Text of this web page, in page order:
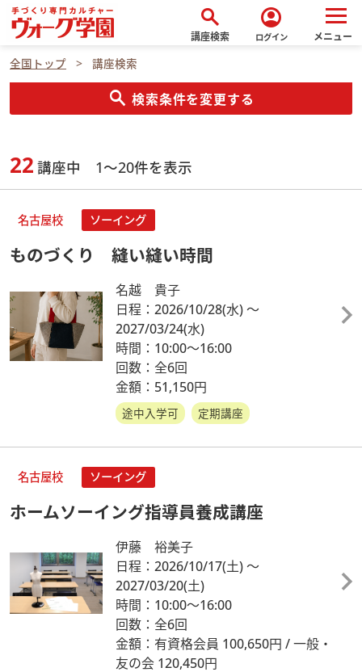
search
講座検索
account_circle
ログイン メニュー
全国トップ 講座検索
search 検索条件を変更する
22 講座中 1～20件を表示
名古屋校 ソーイング
ものづくり 縫い縫い時間
名越 貴子
日程：2026/10/28(水)～
2027/03/24(水)
時間：10:00～16:00
回数：全6回
金額：51,150円
途中入学可 定期講座
名古屋校 ソーイング
ホームソーイング指導員養成講座
伊藤 裕美子
日程：2026/10/17(土)～
2027/03/20(土)
時間：10:00～16:00
回数：全6回
金額：有資格会員 100,650円 / 一般・
友の会 120,450円